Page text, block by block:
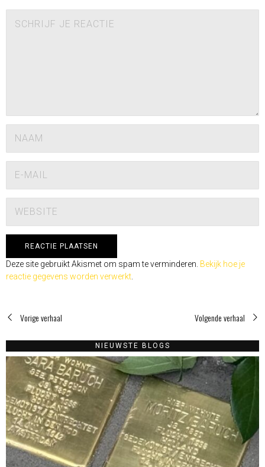
Deze site gebruikt Akismet om spam te verminderen. Bekijk hoe je
reactie gegevens worden verwerkt
Vorige verhaal Volgende verhaal
NIEUWSTE BLOGS